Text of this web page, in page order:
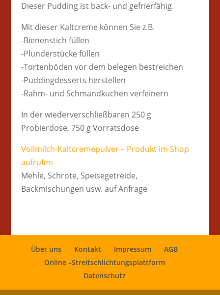
Dieser Pudding ist back- und gefrierfähig.
Mit dieser Kaltcreme können Sie z.B.
-Bienenstich füllen
-Plunderstücke füllen
-Tortenböden vor dem belegen bestreichen
-Puddingdesserts herstellen
-Rahm- und Schmandkuchen verfeinern
In der wiederverschließbaren 250 g
Probierdose, 750 g Vorratsdose
Vollmilch-Kaltcremepulver – Produkt im Shop
aufrufen
Mehle, Schrote, Speisegetreide,
Backmischungen usw. auf Anfrage
Über uns Kontakt Impressum
AGB
Online –Streitschlichtungsplattform
Datenschutz